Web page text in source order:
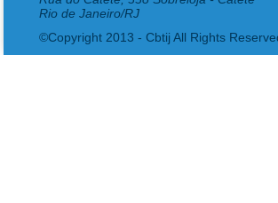
Rio de Janeiro/RJ
©Copyright 2013 - Cbtij All Rights